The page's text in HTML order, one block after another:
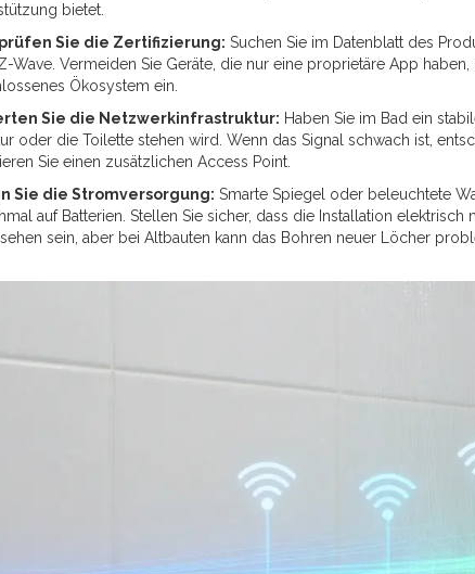
bietet.
Sie die Zertifizierung: Suchen Sie im Datenblatt des
Wave. Vermeiden Sie Geräte, die nur eine proprietäre App
Ökosystem ein.
Sie die Netzwerkinfrastruktur: Haben Sie im Bad ein
oder die Toilette stehen wird. Wenn das Signal schwach ist,
Sie einen zusätzlichen Access Point.
Sie die Stromversorgung: Smarte Spiegel oder beleuchtete
auf Batterien. Stellen Sie sicher, dass die Installation
sein, aber bei Altbauten kann das Bohren neuer Löcher